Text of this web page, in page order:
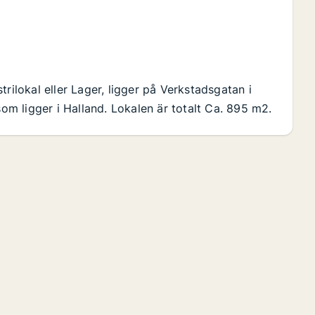
eller Lager, ligger på Verkstadsgatan i
ligger i Halland. Lokalen är totalt Ca. 895 m2.